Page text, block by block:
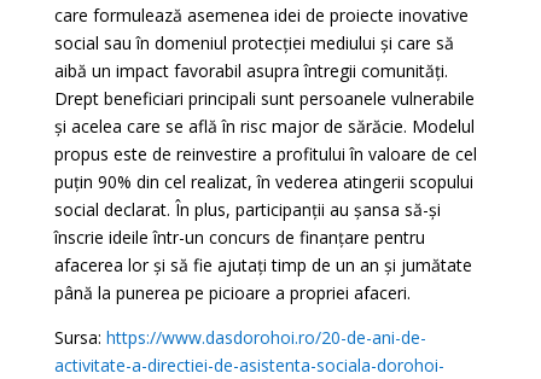
care formulează asemenea idei de proiecte inovative
social sau în domeniul protecției mediului și care să
aibă un impact favorabil asupra întregii comunități.
Drept beneficiari principali sunt persoanele vulnerabile
și acelea care se află în risc major de sărăcie. Modelul
propus este de reinvestire a profitului în valoare de cel
puțin 90% din cel realizat, în vederea atingerii scopului
social declarat. În plus, participanții au șansa să-și
înscrie ideile într-un concurs de finanțare pentru
afacerea lor și să fie ajutați timp de un an și jumătate
până la punerea pe picioare a propriei afaceri.
Sursa: https://www.dasdorohoi.ro/20-de-ani-de-
activitate-a-directiei-de-asistenta-sociala-dorohoi-